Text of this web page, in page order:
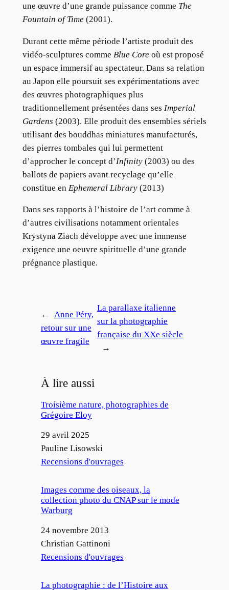
une œuvre d’une grande puissance comme The
Fountain of Time(2001).
Durant cette même période l’artiste produit des
vidéo-sculptures comme Blue Coreoù est proposé
un espace immersif au spectateur. Dans sa relation
au Japon elle poursuit ses expérimentations avec
des œuvres photographiques plus
traditionnellement présentées dans ses Imperial
Gardens (2003). Elle produit des ensembles sériels
utilisant des bouddhas miniatures manufacturés,
des pierres tombales qui lui permettent
d’approcher le concept d’Infinity(2003) ou des
ballots de papiers avant recyclage qu’elle
constitue en Ephemeral Library(2013)
Dans ses rapports à l’histoire de l’art comme à
d’autres civilisations notamment orientales
Krystyna Ziach développe avec une immense
exigence une oeuvre spirituelle d’une grande
prégnance plastique.
←
Anne Péry,
retour sur une
œuvre fragile
La parallaxe italienne
sur la photographie
française du XXe siècle
→
À lire aussi
Troisième nature, photographies de
Grégoire Eloy
Date
29 avril 2025
Auteur
Pauline Lisowski
Par rapport à
Recensions d'ouvrages
Images comme des oiseaux, la
collection photo du CNAP sur le mode
Warburg
Date
24 novembre 2013
Auteur
Christian Gattinoni
Par rapport à
Recensions d'ouvrages
La photographie : de l’Histoire aux